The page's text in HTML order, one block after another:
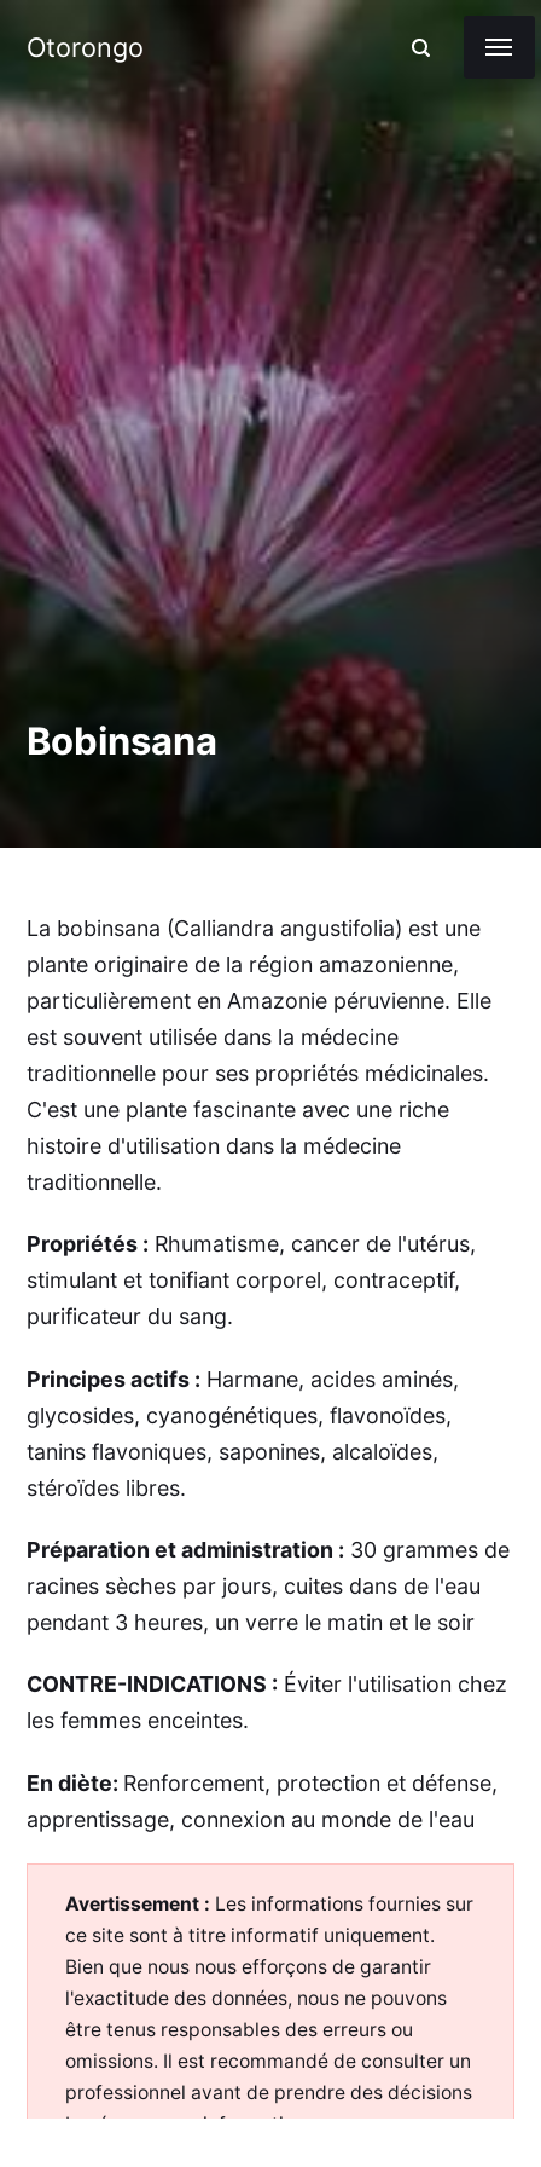
Otorongo
Bobinsana
La bobinsana (Calliandra angustifolia) est une
plante originaire de la région amazonienne,
particulièrement en Amazonie péruvienne. Elle
est souvent utilisée dans la médecine
traditionnelle pour ses propriétés médicinales.
C'est une plante fascinante avec une riche
histoire d'utilisation dans la médecine
traditionnelle.
Propriétés : Rhumatisme, cancer de l'utérus,
stimulant et tonifiant corporel, contraceptif,
purificateur du sang.
Principes actifs : Harmane, acides aminés,
glycosides, cyanogénétiques, flavonoïdes,
tanins flavoniques, saponines, alcaloïdes,
stéroïdes libres.
Préparation et administration : 30 grammes de
racines sèches par jours, cuites dans de l'eau
pendant 3 heures, un verre le matin et le soir
CONTRE-INDICATIONS : Éviter l'utilisation chez
les femmes enceintes.
En diète: Renforcement, protection et défense,
apprentissage, connexion au monde de l'eau
Avertissement : Les informations fournies sur
ce site sont à titre informatif uniquement.
Bien que nous nous efforçons de garantir
l'exactitude des données, nous ne pouvons
être tenus responsables des erreurs ou
omissions. Il est recommandé de consulter un
professionnel avant de prendre des décisions
basées sur ces informations.